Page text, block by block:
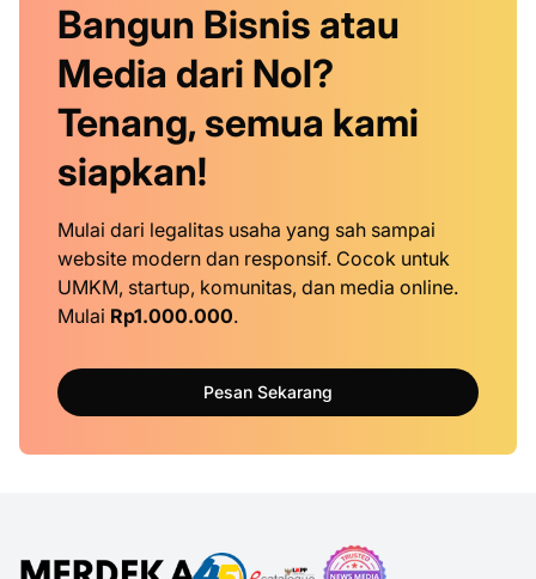
Bangun Bisnis atau
Media dari Nol?
Tenang, semua kami
siapkan!
Mulai dari legalitas usaha yang sah sampai
website modern dan responsif. Cocok untuk
UMKM, startup, komunitas, dan media online.
Mulai Rp1.000.000.
Pesan Sekarang